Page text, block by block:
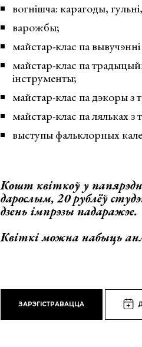
вогнішча: карагоды,
варожбы;
майстар-клас па
майстар-клас па
інструменты;
майстар-клас па дэкоры з
майстар-клас па ляльках з
выступы фальклорных
Кошт квіткоў у
дарослым, 20 рублёў
дзень імпрэзы падаражэе.
Квіткі можна набыць
ЗАРЭГІСТРАВАЦЦА